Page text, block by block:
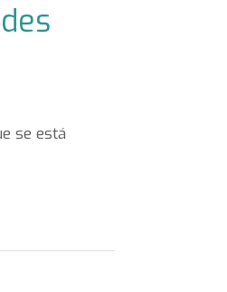
se está